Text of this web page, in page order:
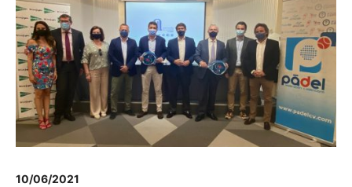
10/06/2021